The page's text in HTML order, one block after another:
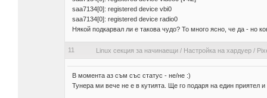
saa7134[0]: registered device vbi0
saa7134[0]: registered device radio0
Някой подкарвал ли е такова чудо? То много ясно, че да - но
11 Linux секция за начинаещи/ Настройка на хардуер/
В момента аз съм със статус - не/не :)
Тунера ми вече не е в кутията. Ще го подаря на един приятел